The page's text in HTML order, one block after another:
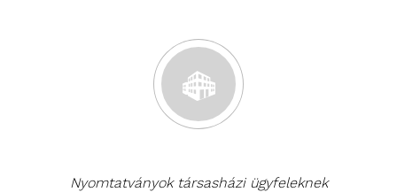
Nyomtatványok társasházi ügyfeleknek